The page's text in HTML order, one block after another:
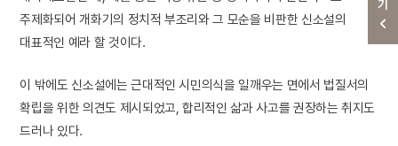
주제화되어 개화기의 정치적 부조리와 그 모순을 비판한 신소설의
대표적인 예라 할 것이다.
이 밖에도 신소설에는 근대적인 시민의식을 일깨우는 면에서 법질서의
확립을 위한 의견도 제시되었고, 합리적인 삶과 사고를 권장하는 취지도
드러나 있다.